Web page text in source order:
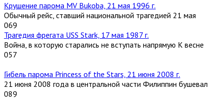
Крушение парома MV Bukoba, 21 мая 1996 г.
Обычный рейс, ставший национальной трагедией 21 мая
069
Трагедия фрегата USS Stark, 17 мая 1987 г.
Война, в которую старались не вступать напрямую К весне
057
Гибель парома Princess of the Stars, 21 июня 2008 г.
21 июня 2008 года в центральной части Филиппин бушевал
089